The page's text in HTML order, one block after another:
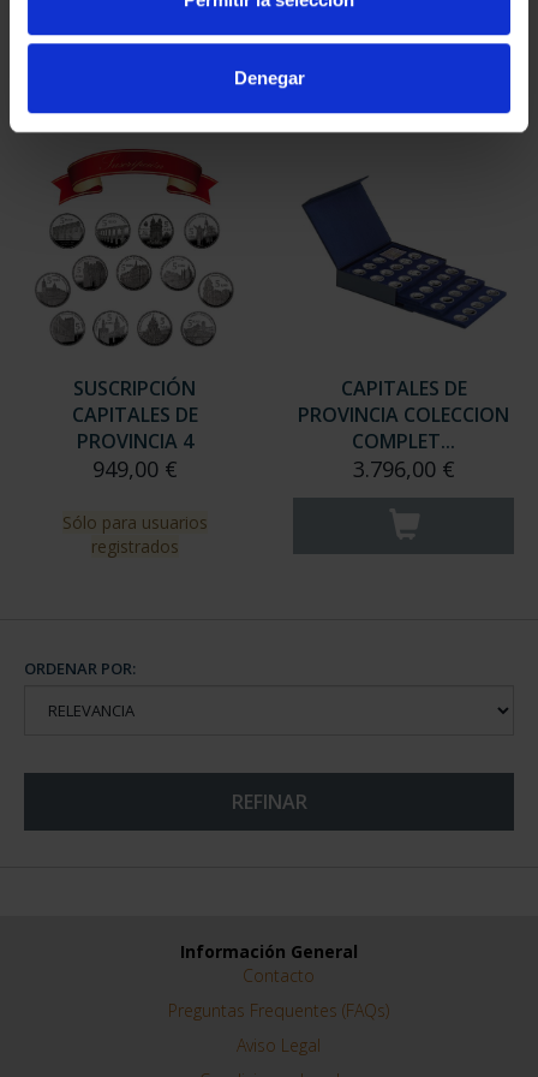
Denegar
SUSCRIPCIÓN
CAPITALES DE
PROVINCIA 4
949,00 €
Sólo para usuarios
registrados
CAPITALES DE
PROVINCIA COLECCION
COMPLET...
3.796,00 €
ORDENAR POR:
REFINAR
Información General
Contacto
Preguntas Frequentes (FAQs)
Aviso Legal